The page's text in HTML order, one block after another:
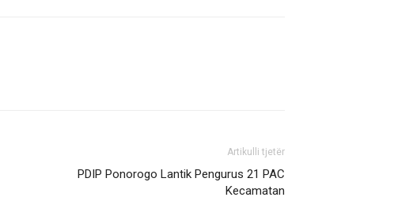
Artikulli tjetër
PDIP Ponorogo Lantik Pengurus 21 PAC
Kecamatan